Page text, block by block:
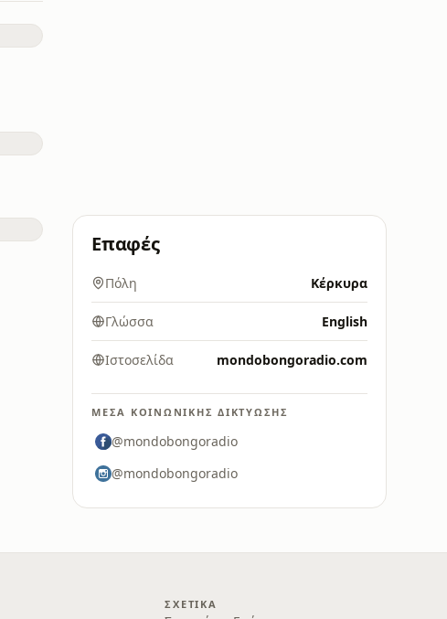
Επαφές
Πόλη Κέρκυρα
Γλώσσα English
Ιστοσελίδα mondobongoradio.com
ΜΈΣΑ ΚΟΙΝΩΝΙΚΉΣ ΔΙΚΤΎΩΣΗΣ
@mondobongoradio
@mondobongoradio
ΣΧΕΤΙΚΆ